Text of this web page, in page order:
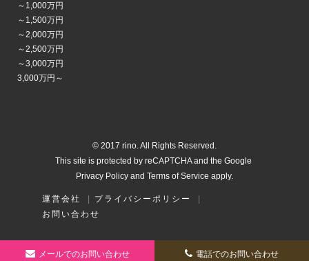
～1,000万円
～1,500万円
～2,000万円
～2,500万円
～3,000万円
3,000万円～
© 2017 rino. All Rights Reserved.
This site is protected by reCAPTCHA and the Google
Privacy Policy and Terms of Service apply.
運営会社 プライバシーポリシー
お問い合わせ
メールでのお問い合わせ 電話でのお問い合わせ